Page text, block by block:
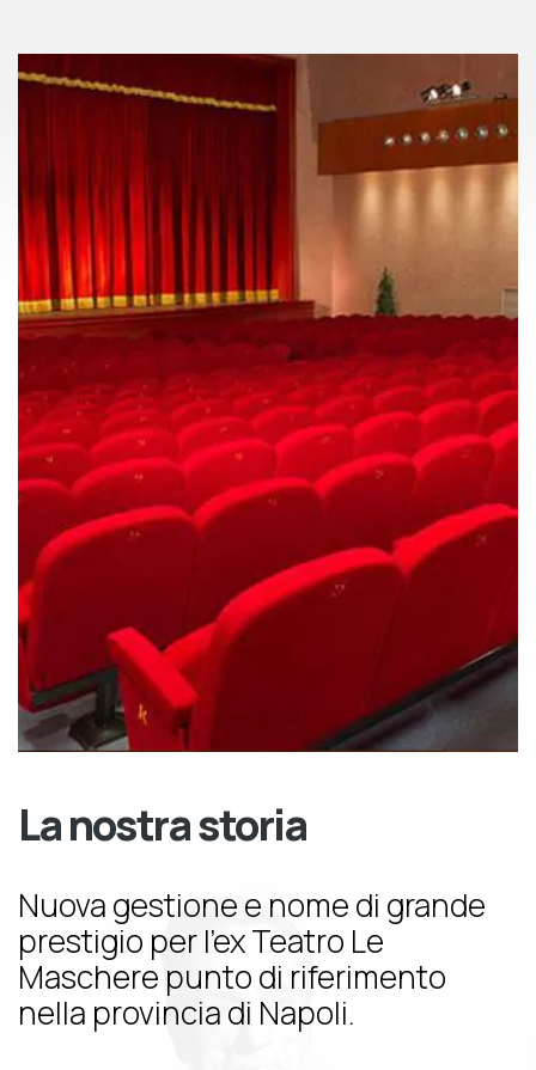
La nostra storia
Nuova gestione e nome di grande
prestigio per l’ex Teatro Le
Maschere punto di riferimento
nella provincia di Napoli.